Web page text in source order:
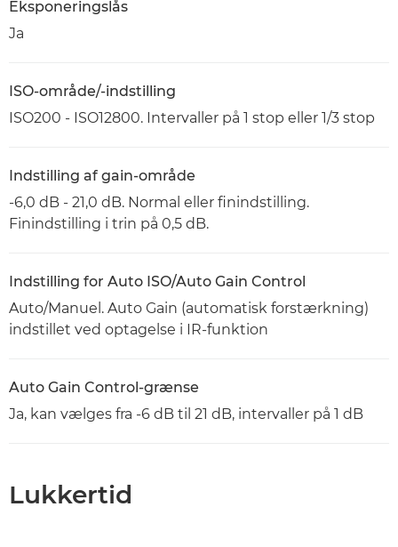
Eksponeringslås
Ja
ISO-område/-indstilling
ISO200 - ISO12800. Intervaller på 1 stop eller 1/3 stop
Indstilling af gain-område
-6,0 dB - 21,0 dB. Normal eller finindstilling.
Finindstilling i trin på 0,5 dB.
Indstilling for Auto ISO/Auto Gain Control
Auto/Manuel. Auto Gain (automatisk forstærkning)
indstillet ved optagelse i IR-funktion
Auto Gain Control-grænse
Ja, kan vælges fra -6 dB til 21 dB, intervaller på 1 dB
Lukkertid